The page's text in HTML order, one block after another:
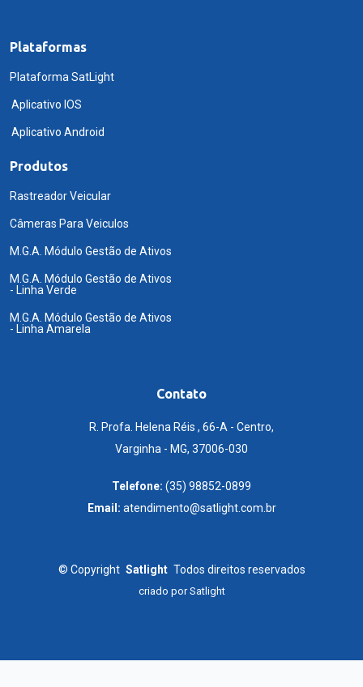
Plataformas
Plataforma SatLight
Aplicativo IOS
Aplicativo Android
Produtos
Rastreador Veicular
Câmeras Para Veiculos
M.G.A. Módulo Gestão de Ativos
M.G.A. Módulo Gestão de Ativos
- Linha Verde
M.G.A. Módulo Gestão de Ativos
- Linha Amarela
Contato
R. Profa. Helena Réis , 66-A - Centro,
Varginha - MG, 37006-030
Telefone: (35) 98852-0899
Email: atendimento@satlight.com.br
© Copyright Satlight Todos direitos reservados
criado porSatlight